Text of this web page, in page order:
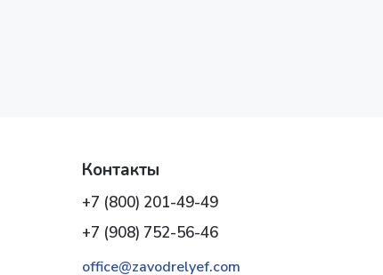
Контакты
+7 (800) 201-49-49
+7 (908) 752-56-46
office@zavodrelyef.com